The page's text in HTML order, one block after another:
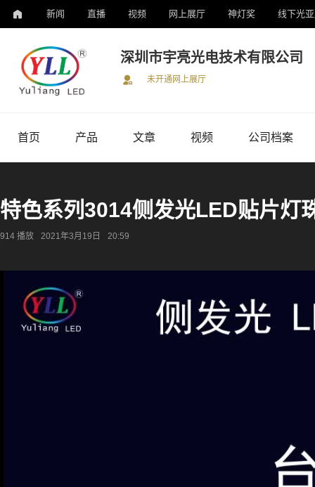
新闻 直播 视频 网上展厅 神灯奖 线下光
深圳市宇亮光电技术有限公司
未开通网上展厅
首页 产品 文章 视频 公司档案
特色系列3014侧发光LED贴片灯
914 播放 2021年3月19日 20:59